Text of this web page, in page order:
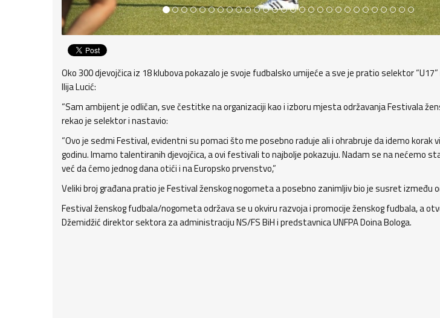
Oko 300 djevojčica iz 18 klubova pokazalo je svoje fudbalsko umijeće a sve je pratio selektor
Ilija Lucić:
“Sam ambijent je odličan, sve čestitke na organizaciji kao i izboru mjesta održavanja Festivala
rekao je selektor i nastavio:
“Ovo je sedmi Festival, evidentni su pomaci što me posebno raduje ali i ohrabruje da idemo korak
godinu. Imamo talentiranih djevojčica, a ovi festivali to najbolje pokazuju. Nadam se na nećemo
već da ćemo jednog dana otići i na Europsko prvenstvo,”
Veliki broj građana pratio je Festival ženskog nogometa a posebno zanimljiv bio je susret između
Festival ženskog fudbala/nogometa održava se u okviru razvoja i promocije ženskog fudbala, a
Džemidžić direktor sektora za administraciju NS/FS BiH i predstavnica UNFPA Doina Bologa.